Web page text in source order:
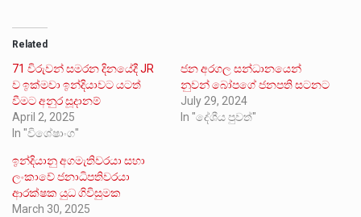
Related
71 විරුවන් සමරන දිනයේදී JR
ව ඉක්මවා ඉන්දියාවට යටත්
වීමට අනුර සූදානම්
April 2, 2025
In "විශේෂාංග"
ජන අරගල සන්ධානයෙන්
නුවන් බෝපගේ ජනපති සටනට
July 29, 2024
In "දේශීය පුවත්"
ඉන්දියානු අගමැතිවරයා සහා
ලංකාවේ ජනාධිපතිවරයා
ආරක්ෂක යුධ ගිවිසුමක
March 30, 2025